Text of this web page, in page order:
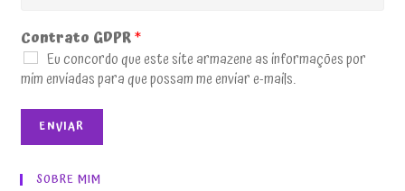
Contrato GDPR*
Eu concordo que este site armazene as informações por
mim enviadas para que possam me enviar e-mails.
ENVIAR
SOBRE MIM